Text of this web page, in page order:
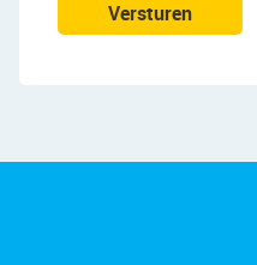
A4, A9 or A10.
Versturen